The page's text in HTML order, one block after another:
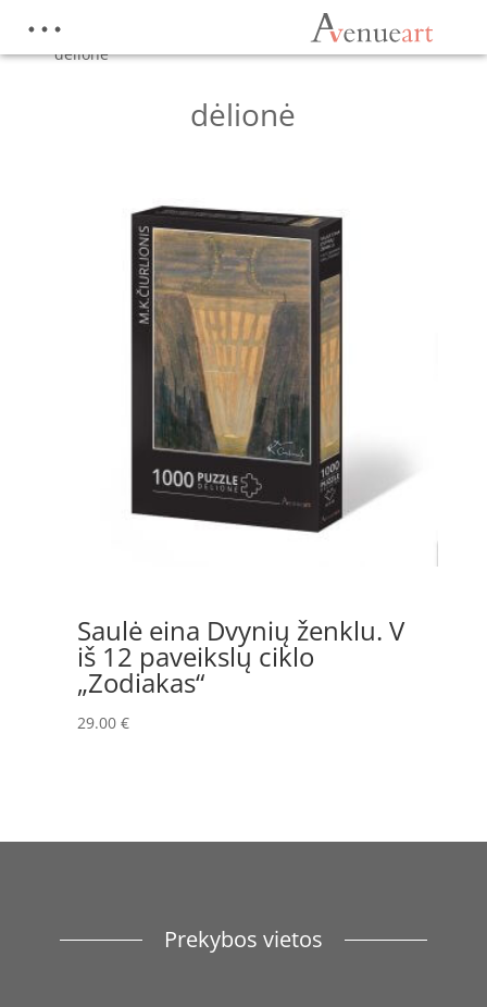
Pradžia
Produktai su žymomis
“dėlionė”
dėlionė
Saulė eina Dvynių ženklu. V
iš 12 paveikslų ciklo
„Zodiakas“
29.00 €
Prekybos vietos